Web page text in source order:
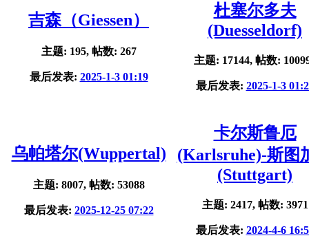
吉森（Giessen）
主题: 195, 帖数: 267
最后发表: 2025-1-3 01:19
杜塞尔多夫
(Duesseldorf)
主题: 17144, 帖数:
最后发表: 2025-1-3
乌帕塔尔(Wuppertal)
主题: 8007, 帖数: 53088
最后发表: 2025-12-25 07:22
卡尔斯鲁厄
(Karlsruhe)-斯图
(Stuttgart)
主题: 2417, 帖数: 3971
最后发表: 2024-4-6